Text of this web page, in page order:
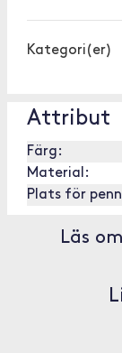
Kategori(er)
Attribut
Färg:
Material:
Plats för
Läs